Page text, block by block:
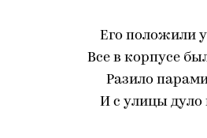
Его положили
Все в корпусе
Разило
И с улицы дуло